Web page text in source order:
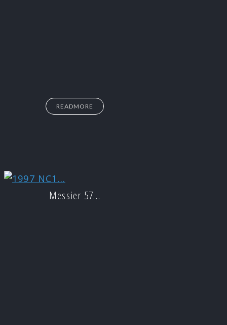
READMORE
Messier 57…